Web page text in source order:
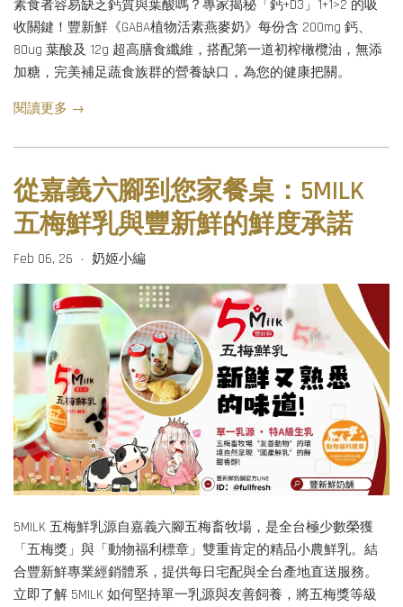
素食者容易缺乏鈣質與葉酸嗎？專家揭秘「鈣+D3」1+1>2 的吸
收關鍵！豐新鮮《GABA植物活素燕麥奶》每份含 200mg 鈣、
80ug 葉酸及 12g 超高膳食纖維，搭配第一道初榨橄欖油，無添
加糖，完美補足蔬食族群的營養缺口，為您的健康把關。
閱讀更多 →
從嘉義六腳到您家餐桌：5MILK
五梅鮮乳與豐新鮮的鮮度承諾
Feb 06, 26 • 奶姬小編
5MILK 五梅鮮乳源自嘉義六腳五梅畜牧場，是全台極少數榮獲
「五梅獎」與「動物福利標章」雙重肯定的精品小農鮮乳。結
合豐新鮮專業經銷體系，提供每日宅配與全台產地直送服務。
立即了解 5MILK 如何堅持單一乳源與友善飼養，將五梅獎等級